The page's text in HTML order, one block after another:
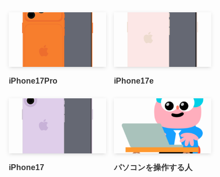
iPhone17Pro iPhone17e
iPhone17 パソコンを操作する人